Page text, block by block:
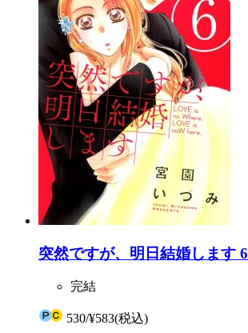
突然ですが、明日結婚します 6
完結
530/¥583(税込)